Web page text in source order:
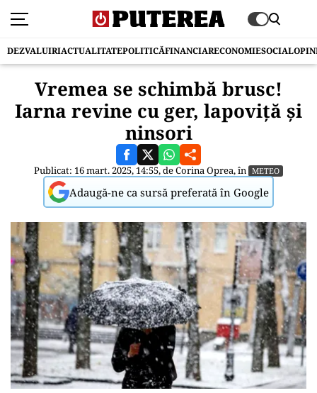
DEZVALUIRIACTUALITATEPOLITICĂFINANCIARECONOMIESOCIAL
Vremea se schimbă brusc!
Iarna revine cu ger, lapoviță și
ninsori
Publicat: 16 mart. 2025, 14:55, deCorina Oprea, în METEO
Adaugă-ne ca sursă preferată în Google